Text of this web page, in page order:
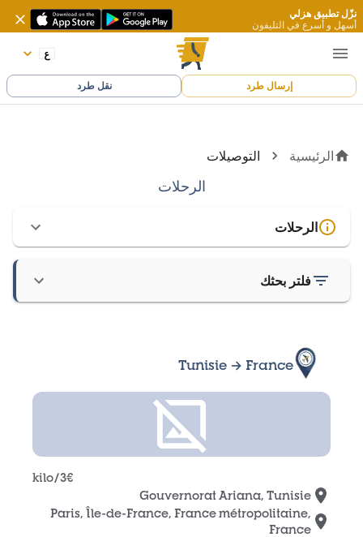
نزّل تطبيق هزلي
أسهل و أسرع في التليفون
إرسال طرد نقل طرد
الرئيسية التوصيلات
الرحلات
الرحلات
فلتر بحثك
Tunisie → France
3€
/kilo
Gouvernorat Ariana, Tunisie
Paris, Île-de-France, France métropolitaine,
France